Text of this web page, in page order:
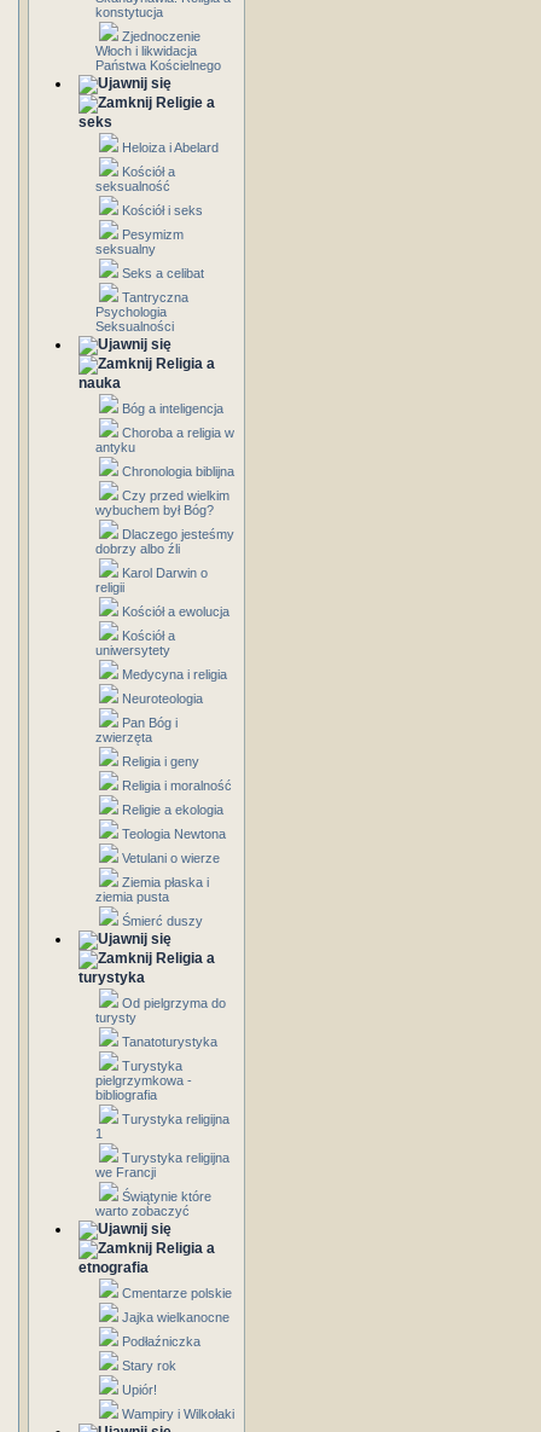
konstytucja
Zjednoczenie
Włoch i likwidacja
Państwa Kościelnego
Religie a
seks
Heloiza i Abelard
Kościół a
seksualność
Kościół i seks
Pesymizm
seksualny
Seks a celibat
Tantryczna
Psychologia
Seksualności
Religia a
nauka
Bóg a inteligencja
Choroba a religia w
antyku
Chronologia biblijna
Czy przed wielkim
wybuchem był Bóg?
Dlaczego jesteśmy
dobrzy albo źli
Karol Darwin o
religii
Kościół a ewolucja
Kościół a
uniwersytety
Medycyna i religia
Neuroteologia
Pan Bóg i
zwierzęta
Religia i geny
Religia i moralność
Religie a ekologia
Teologia Newtona
Vetulani o wierze
Ziemia płaska i
ziemia pusta
Śmierć duszy
Religia a
turystyka
Od pielgrzyma do
turysty
Tanatoturystyka
Turystyka
pielgrzymkowa -
bibliografia
Turystyka religijna
1
Turystyka religijna
we Francji
Świątynie które
warto zobaczyć
Religia a
etnografia
Cmentarze polskie
Jajka wielkanocne
Podłaźniczka
Stary rok
Upiór!
Wampiry i Wilkołaki